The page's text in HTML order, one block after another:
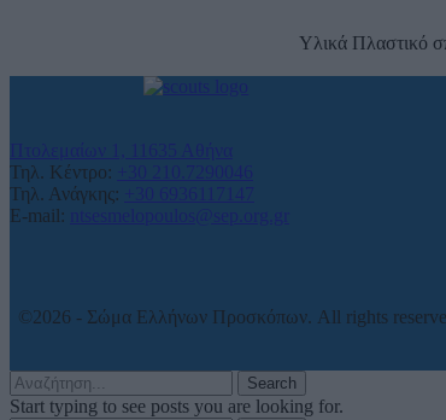
Υλικά Πλαστικό
Πτολεμαίων 1, 11635 Αθήνα
Τηλ. Κέντρο:
+30 210.7290046
Τηλ. Ανάγκης:
+30 6936117147
E-mail:
ntsesmelopoulos@sep.org.gr
©2026 - Σώμα Ελλήνων Προσκόπων. All rights
Search
Start typing to see posts you are looking for.